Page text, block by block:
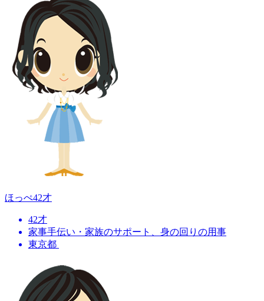
ほっぺ42才
42才
家事手伝い・家族のサポート、身の回りの用事
東京都